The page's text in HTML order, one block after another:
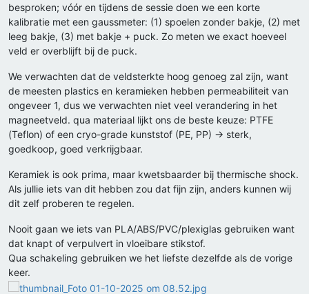
besproken; vóór en tijdens de sessie doen we een korte
kalibratie met een gaussmeter: (1) spoelen zonder bakje, (2) met
leeg bakje, (3) met bakje + puck. Zo meten we exact hoeveel
veld er overblijft bij de puck.
We verwachten dat de veldsterkte hoog genoeg zal zijn, want
de meesten plastics en keramieken hebben permeabiliteit van
ongeveer 1, dus we verwachten niet veel verandering in het
magneetveld. qua materiaal lijkt ons de beste keuze: PTFE
(Teflon) of een cryo-grade kunststof (PE, PP) -> sterk,
goedkoop, goed verkrijgbaar.
Keramiek is ook prima, maar kwetsbaarder bij thermische shock.
Als jullie iets van dit hebben zou dat fijn zijn, anders kunnen wij
dit zelf proberen te regelen.
Nooit gaan we iets van PLA/ABS/PVC/plexiglas gebruiken want
dat knapt of verpulvert in vloeibare stikstof.
Qua schakeling gebruiken we het liefste dezelfde als de vorige
keer.